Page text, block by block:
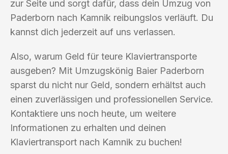
zur Seite und sorgt dafür, dass dein Umzug von
Paderborn nach Kamnik reibungslos verläuft. Du
kannst dich jederzeit auf uns verlassen.
Also, warum Geld für teure Klaviertransporte
ausgeben? Mit Umzugskönig Baier Paderborn
sparst du nicht nur Geld, sondern erhältst auch
einen zuverlässigen und professionellen Service.
Kontaktiere uns noch heute, um weitere
Informationen zu erhalten und deinen
Klaviertransport nach Kamnik zu buchen!